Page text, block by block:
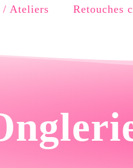
/ Ateliers Retouches